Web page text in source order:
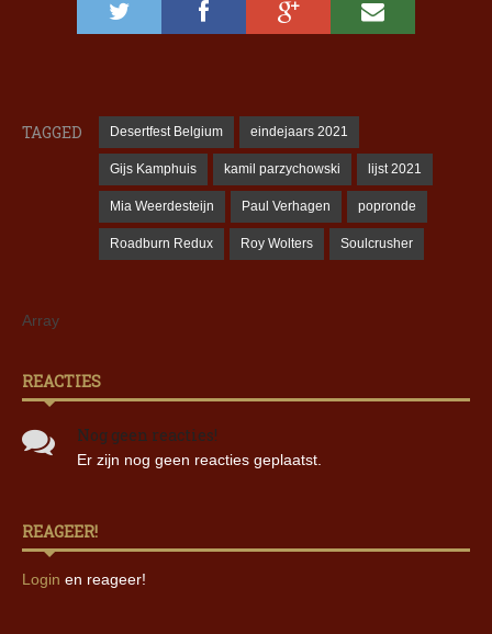
TAGGED Desertfest Belgium eindejaars 2021
Gijs Kamphuis kamil parzychowski lijst 2021
Mia Weerdesteijn Paul Verhagen popronde
Roadburn Redux Roy Wolters Soulcrusher
Array
REACTIES
Nog geen reacties!
Er zijn nog geen reacties geplaatst.
REAGEER!
Login en reageer!